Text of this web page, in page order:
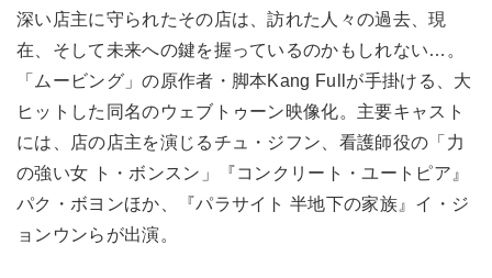
深い店主に守られたその店は、訪れた人々の過去、現
在、そして未来への鍵を握っているのかもしれない…。
「ムービング」の原作者・脚本Kang Fullが手掛ける、大
ヒットした同名のウェブトゥーン映像化。主要キャスト
には、店の店主を演じるチュ・ジフン、看護師役の「力
の強い女 ト・ボンスン」『コンクリート・ユートピア』
パク・ボヨンほか、『パラサイト 半地下の家族』イ・ジ
ョンウンらが出演。